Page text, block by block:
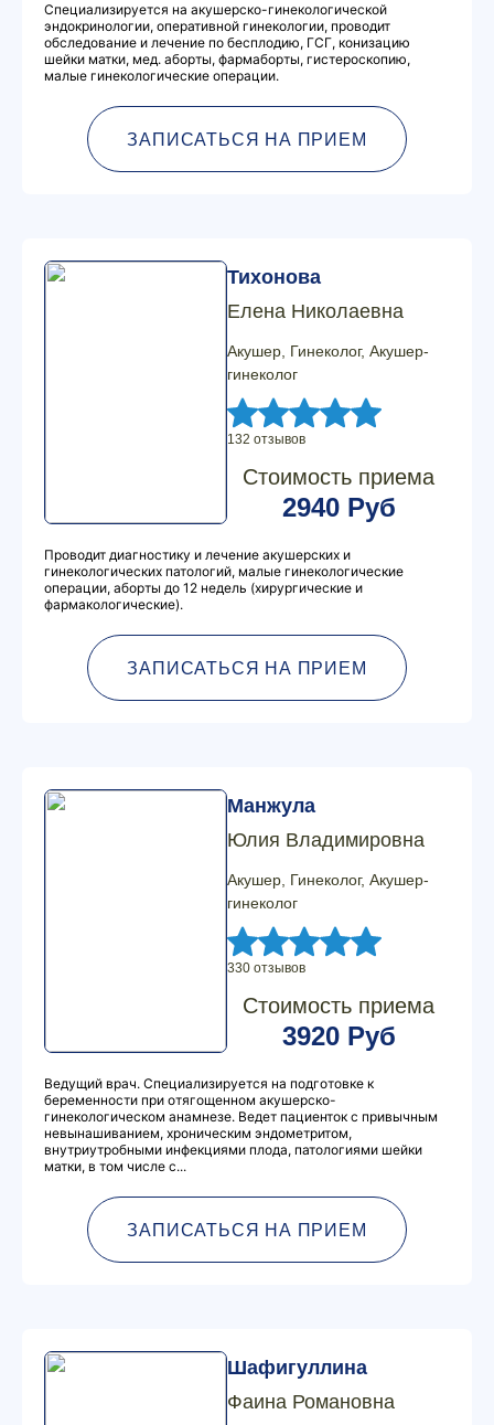
Специализируется на акушерско-гинекологической
эндокринологии, оперативной гинекологии, проводит
обследование и лечение по бесплодию, ГСГ, конизацию
шейки матки, мед. аборты, фармаборты, гистероскопию,
малые гинекологические операции.
ЗАПИСАТЬСЯ НА ПРИЕМ
Тихонова
Елена Николаевна
Акушер, Гинеколог, Акушер-
гинеколог
132 отзывов
Стоимость приема
2940 Руб
Проводит диагностику и лечение акушерских и
гинекологических патологий, малые гинекологические
операции, аборты до 12 недель (хирургические и
фармакологические).
ЗАПИСАТЬСЯ НА ПРИЕМ
Манжула
Юлия Владимировна
Акушер, Гинеколог, Акушер-
гинеколог
330 отзывов
Стоимость приема
3920 Руб
Ведущий врач. Специализируется на подготовке к
беременности при отягощенном акушерско-
гинекологическом анамнезе. Ведет пациенток с привычным
невынашиванием, хроническим эндометритом,
внутриутробными инфекциями плода, патологиями шейки
матки, в том числе с...
ЗАПИСАТЬСЯ НА ПРИЕМ
Шафигуллина
Фаина Романовна